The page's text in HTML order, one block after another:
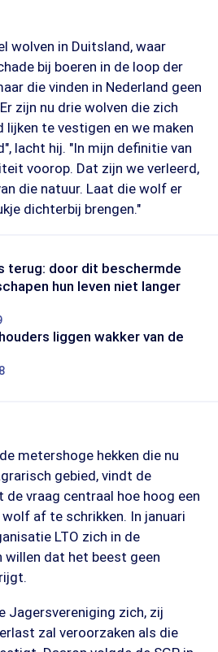
wolven in Duitsland, waar
bij boeren in de loop der
die vinden in Nederland geen
zijn nu drie wolven die zich
te vestigen en we maken
lacht hij. "In mijn definitie van
voorop. Dat zijn we verleerd,
die natuur. Laat die wolf er
dichterbij brengen."
terug: door dit beschermde
hun leven niet langer
liggen wakker van de
metershoge hekken die nu
gebied, vindt de
vraag centraal hoe hoog een
af te schrikken. In januari
LTO zich in de
willen dat het beest geen
Jagersvereniging zich, zij
zal veroorzaken als die